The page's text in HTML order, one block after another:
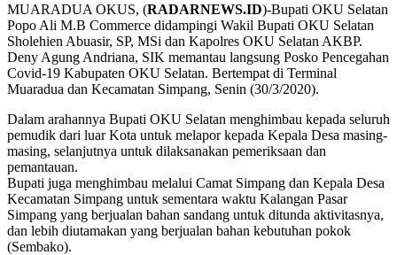
MUARADUA OKUS, (RADARNEWS.ID)-Bupati OKU Selatan
Popo Ali M.B Commerce didampingi Wakil Bupati OKU Selatan
Sholehien Abuasir, SP, MSi dan Kapolres OKU Selatan AKBP.
Deny Agung Andriana, SIK memantau langsung Posko Pencegahan
Covid-19 Kabupaten OKU Selatan. Bertempat di Terminal
Muaradua dan Kecamatan Simpang, Senin (30/3/2020).
Dalam arahannya Bupati OKU Selatan menghimbau kepada seluruh
pemudik dari luar Kota untuk melapor kepada Kepala Desa masing-
masing, selanjutnya untuk dilaksanakan pemeriksaan dan
pemantauan.
Bupati juga menghimbau melalui Camat Simpang dan Kepala Desa
Kecamatan Simpang untuk sementara waktu Kalangan Pasar
Simpang yang berjualan bahan sandang untuk ditunda aktivitasnya,
dan lebih diutamakan yang berjualan bahan kebutuhan pokok
(Sembako).